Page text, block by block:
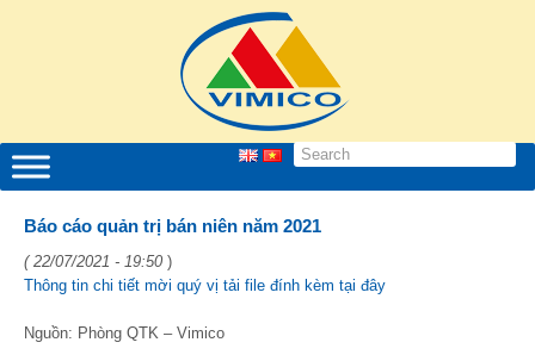
Báo cáo quản trị bán niên năm 2021
( 22/07/2021 - 19:50 )
Thông tin chi tiết mời quý vị tải file đính kèm tại đây
Nguồn: Phòng QTK – Vimico